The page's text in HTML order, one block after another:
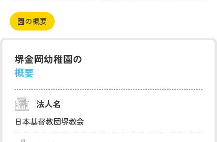
園の概要
堺金岡幼稚園の
概要
法人名
日本基督教団堺教会